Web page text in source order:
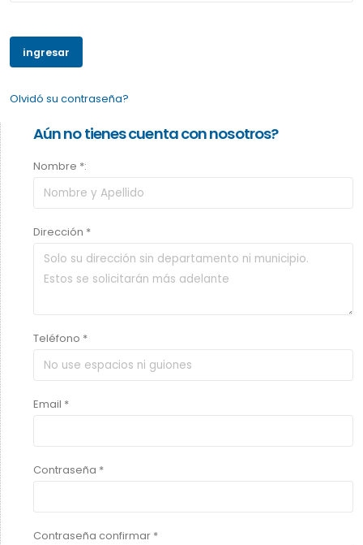
Olvidó su contraseña?
Aún no tienes cuenta con nosotros?
Nombre *:
Dirección *
Teléfono *
Email *
Contraseña *
Contraseña confirmar *